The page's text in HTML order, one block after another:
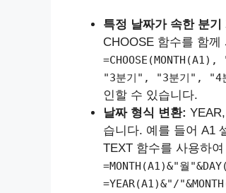
특정 날짜가 속한 분기
CHOOSE 함수를 함
"3분기", "3분기", "4
인할 수 있습니다.
날짜 형식 변환:
습니다. 예를 들어 A1
TEXT 함수를 사용하
=MONTH(A1)&"월
=YEAR(A1)&"/